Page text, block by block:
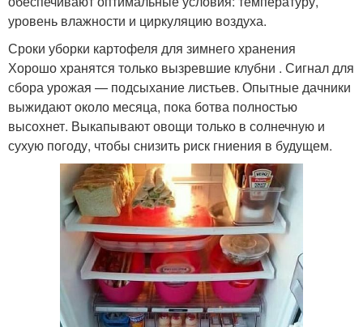
уровень влажности и циркуляцию воздуха.
Сроки уборки картофеля для зимнего хранения
Хорошо хранятся только вызревшие клубни . Сигнал для
сбора урожая — подсыхание листьев. Опытные дачники
выжидают около месяца, пока ботва полностью
высохнет. Выкапывают овощи только в солнечную и
сухую погоду, чтобы снизить риск гниения в будущем.